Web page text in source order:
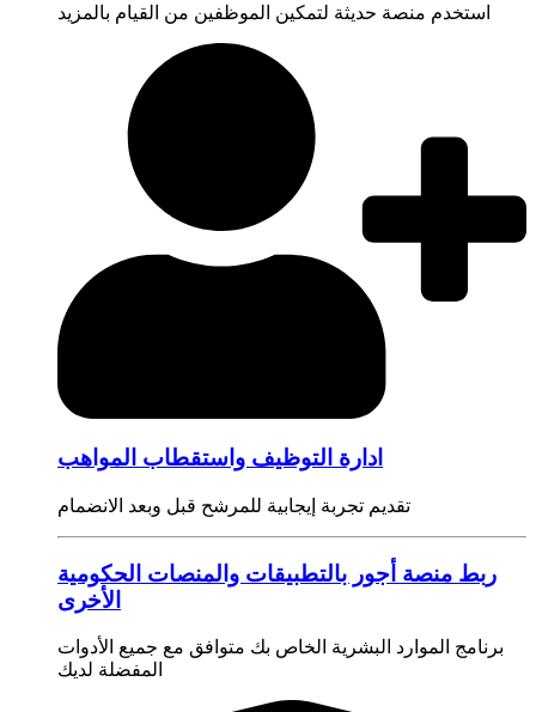
استخدم منصة حديثة لتمكين الموظفين من القيام بالمزيد
ادارة التوظيف واستقطاب المواهب
تقديم تجربة إيجابية للمرشح قبل وبعد الانضمام
ربط منصة أجور بالتطبيقات والمنصات الحكومية
الأخرى
برنامج الموارد البشرية الخاص بك متوافق مع جميع الأدوات
المفضلة لديك